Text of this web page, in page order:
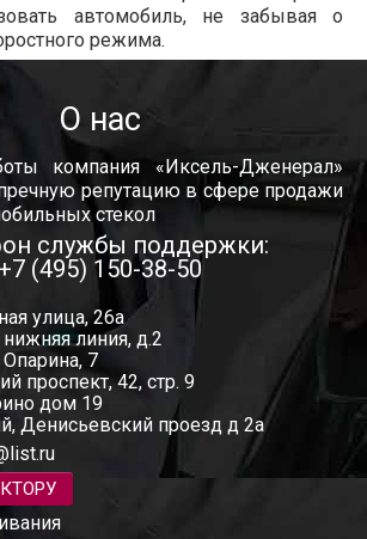
автомобиль, не забывая о
режима.
О нас
компания «Иксель-Дженерал»
репутацию в сфере продажи
стекол
службы поддержки:
+7 (495) 150-38-50
улица, 26а
линия, д.2
7
проспект, 42, стр. 9
дом 19
Денисьевский проезд д 2а